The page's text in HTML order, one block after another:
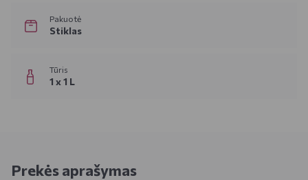
Pakuotė
Stiklas
Tūris
1 x 1 L
Prekės aprašymas